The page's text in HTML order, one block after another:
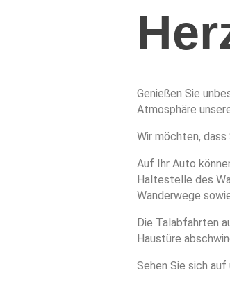
Genießen Sie
Atmosphäre
Wir möchten,
Auf Ihr Auto
Haltestelle des
Wanderwege
Die Talabfahrten
Haustüre
Sehen Sie sich auf